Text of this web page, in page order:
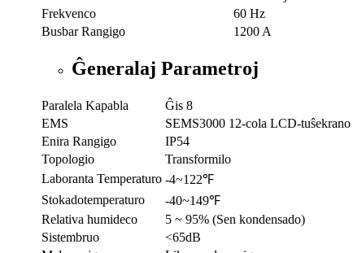
Frekvenco
60 Hz
Busbar Rangigo
1200 A
Ĝeneralaj Parametroj
Paralela Kapabla
Ĝis 8
EMS
SEMS3000 12-cola LCD-tuŝekrano
Enira Rangigo
IP54
Topologio
Transformilo
Laboranta Temperaturo -4~122℉
Stokadotemperaturo
-40~149℉
Relativa humideco
5 ~ 95% (Sen kondensado)
Sistembruo
<65dB